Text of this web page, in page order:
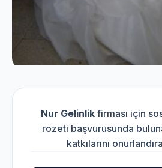
Nur Gelinlikfirması için
rozeti başvurusunda
katkılarını